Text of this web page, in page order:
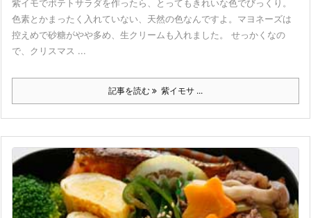
紫イモでポテトサラダを作ったら、とってもきれいな色でびっくり。
色素とかまったく入れていない、天然の色なんですよ。マヨネーズは
控えめで砂糖がやや多め、生クリームも入れました。 せっかくなの
で、クリスマス ...
記事を読む 紫イモサ ...